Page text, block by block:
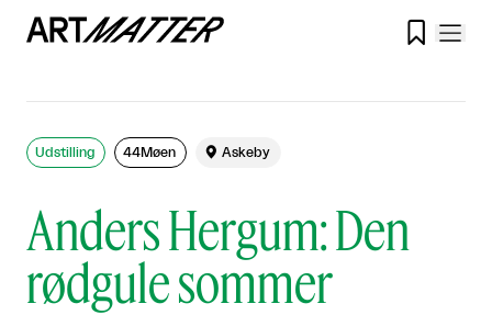

Anders Hergum: Den
rødgule sommer
Udstilling 44Møen  Askeby